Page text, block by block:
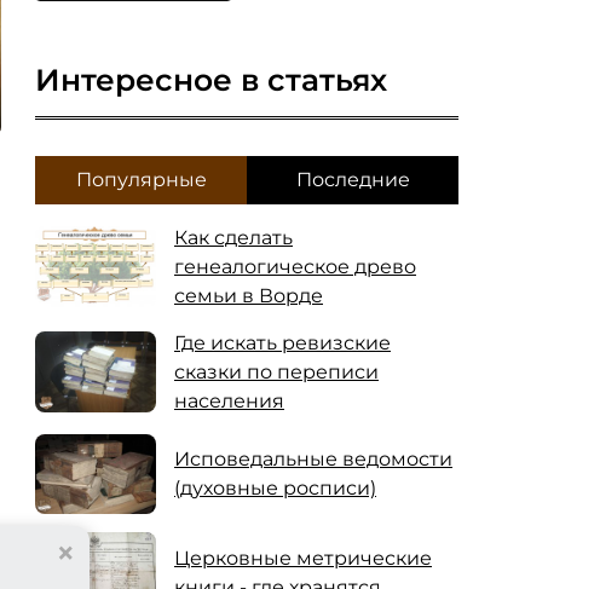
Интересное в статьях
Популярные Последние
Как сделать
генеалогическое древо
семьи в Ворде
Где искать ревизские
сказки по переписи
населения
Исповедальные ведомости
(духовные росписи)
Церковные метрические
×